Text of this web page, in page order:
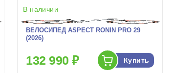
В наличии
ВЕЛОСИПЕД ASPECT RONIN PRO 29
(2026)
132 990 ₽ Купить